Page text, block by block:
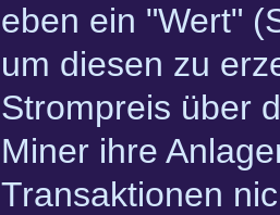
eben ein "Wert"
um diesen zu
Strompreis über
Miner ihre
Transaktionen